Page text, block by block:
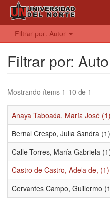
Filtrar por: Autor
Filtrar por:
Mostrando ítems 1-10 de 1
Anaya Taboada, María José (1)
Bernal Crespo, Julia Sandra (1)
Calle Torres, María Gabriela (1)
Castro de Castro, Adela de, (1)
Cervantes Campo, Guillermo